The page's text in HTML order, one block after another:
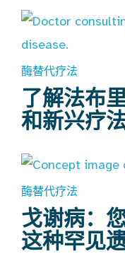
酶替代疗法
了解法布
和新兴疗
酶替代疗法
戈谢病：
这种罕见